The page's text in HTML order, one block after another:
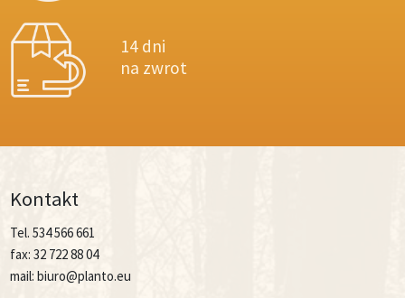
14 dni
na zwrot
Kontakt
Tel. 534 566 661
fax: 32 722 88 04
mail: biuro@planto.eu